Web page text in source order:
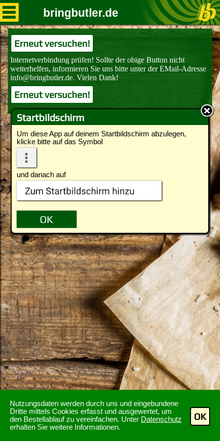
Nutzungsdaten werden durch uns und eingebundene
Dritte mittels Cookies erfasst und ausgewertet, um
den Bestellablauf zu vereinfachen. Unter Datenschutz
erhalten Sie weitere Informationen.
OK
Startbildschirm
Um diese App auf deinem Startbildschirm abzulegen,
klicke bitte auf das Symbol
und danach auf
bringbutler.de
Erneut versuchen!
Erneut versuchen!